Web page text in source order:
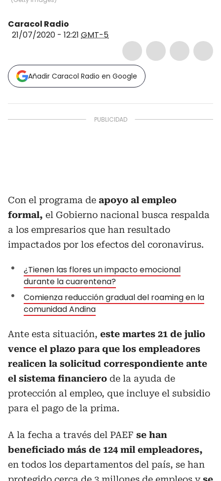
Caracol Radio
21/07/2020 - 12:21 GMT-5
Añadir Caracol Radio en Google
Con el programa de apoyo al empleo
formal, el Gobierno nacional busca respalda
a los empresarios que han resultado
impactados por los efectos del coronavirus.
¿Tienen las flores un impacto emocional
durante la cuarentena?
Comienza reducción gradual del roaming en la
comunidad Andina
Ante esta situación, este martes 21 de julio
vence el plazo para que los empleadores
realicen la solicitud correspondiente ante
el sistema financiero de la ayuda de
protección al empleo, que incluye el subsidio
para el pago de la prima.
A la fecha a través del PAEF se han
beneficiado más de 124 mil empleadores,
en todos los departamentos del país, se han